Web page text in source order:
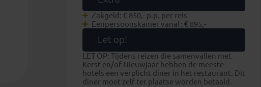
Zakgeld: € 850,- p.p. per reis
Eenpersoonskamer vanaf: € 895,-
Let op!
LET OP: Tijdens reizen die samenvallen met
Kerst en/of Nieuwjaar hebben de meeste
hotels een verplicht diner in het restaurant. Dit
diner moet zelf ter plaatse worden betaald.